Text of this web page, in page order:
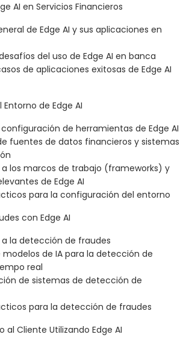
AI en Servicios Financieros
de Edge AI y sus aplicaciones en
del uso de Edge AI en banca
de aplicaciones exitosas de Edge AI
de Edge AI
de herramientas de Edge AI
fuentes de datos financieros y sistemas
los marcos de trabajo (frameworks) y
de Edge AI
para la configuración del entorno
con Edge AI
la detección de fraudes
modelos de IA para la detección de
real
de sistemas de detección de
para la detección de fraudes
al Cliente Utilizando Edge AI